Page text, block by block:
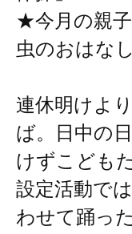
★今月の親
虫のおはな
連休明けよ
ば。日中の
けずこども
設定活動で
わせて踊っ